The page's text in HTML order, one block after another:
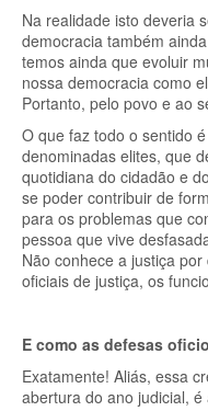
Na realidade isto deveria
democracia também
temos ainda que evoluir
nossa democracia como
Portanto, pelo povo e ao
O que faz todo o sentido
denominadas elites, que
quotidiana do cidadão e
se poder contribuir de
para os problemas que
pessoa que vive
Não conhece a justiça
oficiais de justiça, os
E como as defesas
Exatamente! Aliás, essa
abertura do ano judicial,